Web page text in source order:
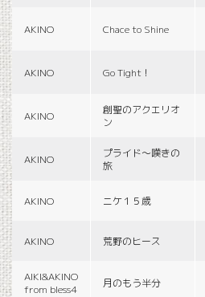
AKINO Chace to Shine
AKINO Go Tight！
AKINO
創聖のアクエリオ
ン
AKINO
プライド〜嘆きの
旅
AKINO ニケ１５歳
AKINO 荒野のヒース
AIKI&AKINO
from bless4
月のもう半分